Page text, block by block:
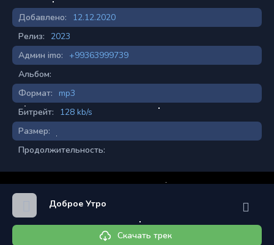
Добавлено:
12.12.2020
Релиз:
2023
Админ imo:
+99363999739
Альбом:
Формат:
mp3
Битрейт:
128 kb/s
Размер:
Продолжительность:
Доброе Утро
Скачать трек